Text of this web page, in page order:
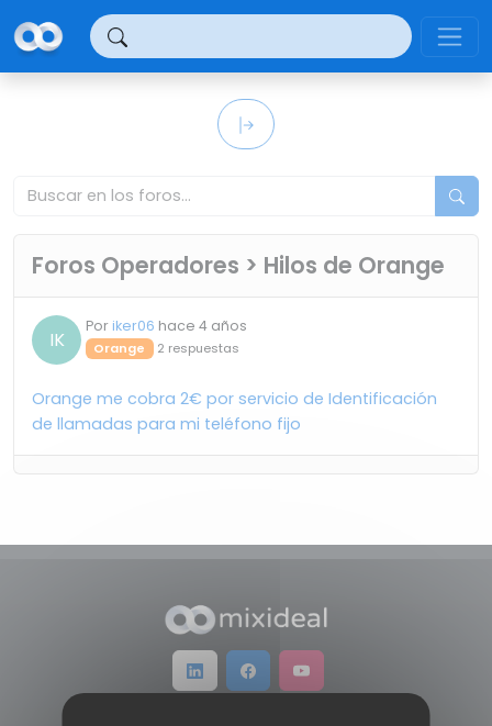
Foros Operadores > Hilos de Orange
IK
Por iker06 hace 4 años
Orange 2 respuestas
Orange me cobra 2€ por servicio de Identificación
de llamadas para mi teléfono fijo
Panel de gestión de cookies